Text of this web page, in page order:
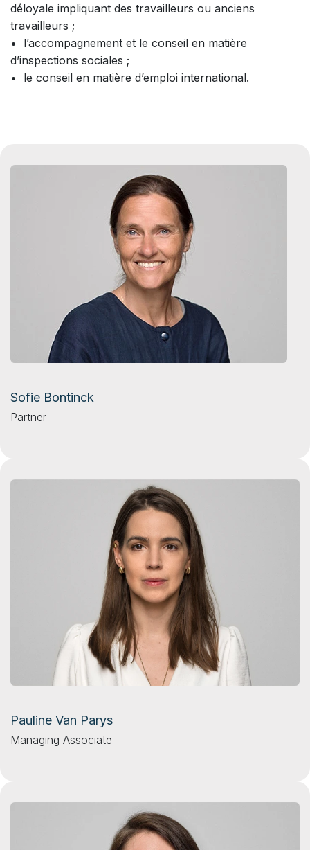
déloyale impliquant des travailleurs ou anciens
travailleurs ;
• l’accompagnement et le conseil en matière
d’inspections sociales ;
• le conseil en matière d’emploi international.
Sofie Bontinck
Partner
Pauline Van Parys
Managing Associate